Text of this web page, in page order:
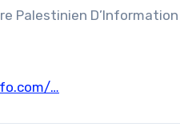
Palestinien D’Information
…